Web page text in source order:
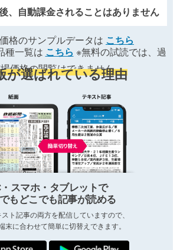
、自動課金されることはありません
格のサンプルデータは こちら
種一覧は こちら ※無料の試読では、過
価格の閲覧はできません
が選ばれている理由
スマホ・タブレットで
もどこでも記事が読める
ト記事の両方を配信していますので、
末に合わせて簡単に切替えできます。